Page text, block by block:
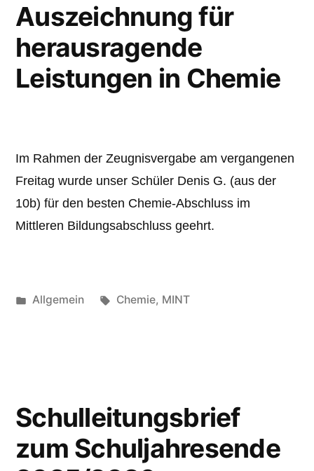
Auszeichnung für
herausragende
Leistungen in Chemie
Im Rahmen der Zeugnisvergabe am vergangenen
Freitag wurde unser Schüler Denis G. (aus der
10b) für den besten Chemie-Abschluss im
Mittleren Bildungsabschluss geehrt.
Veröffentlicht
Allgemein Schlagwörter:
Chemie, MINT
Schulleitungsbrief
zum Schuljahresende